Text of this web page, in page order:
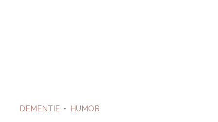
DEMENTIE • HUMOR